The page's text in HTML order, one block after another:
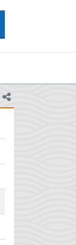
icono